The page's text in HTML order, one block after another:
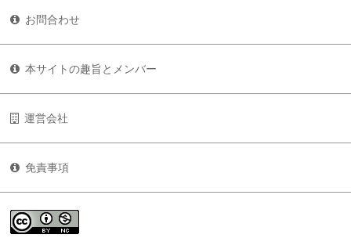
お問合わせ
本サイトの趣旨とメンバー
運営会社
免責事項